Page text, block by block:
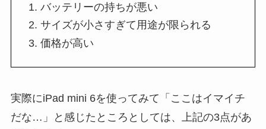
バッテリーの持ちが悪い
サイズが小さすぎて用途が限られる
価格が高い
実際にiPad mini 6を使ってみて「ここはイマイチ
だな…」と感じたところとしては、上記の3点があ